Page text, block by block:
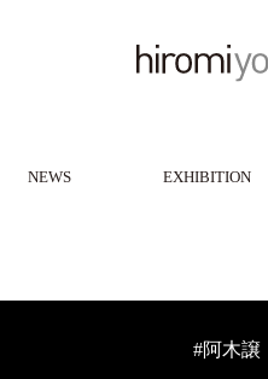
NEWS EXHIBITION
#阿木譲